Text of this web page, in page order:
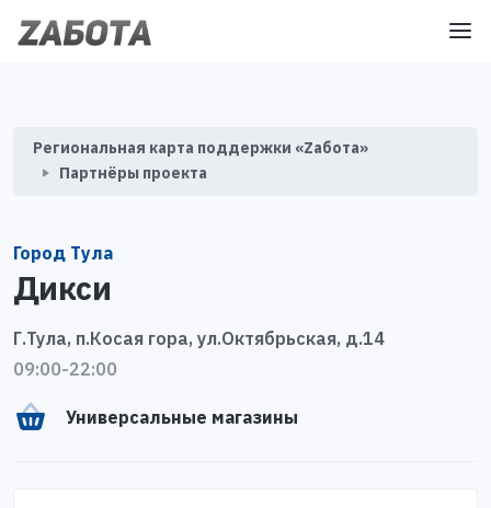
Региональная карта поддержки «Zабота»
Партнёры проекта
Город Тула
Дикси
Г.Тула, п.Косая гора, ул.Октябрьская, д.14
09:00-22:00
Универсальные магазины